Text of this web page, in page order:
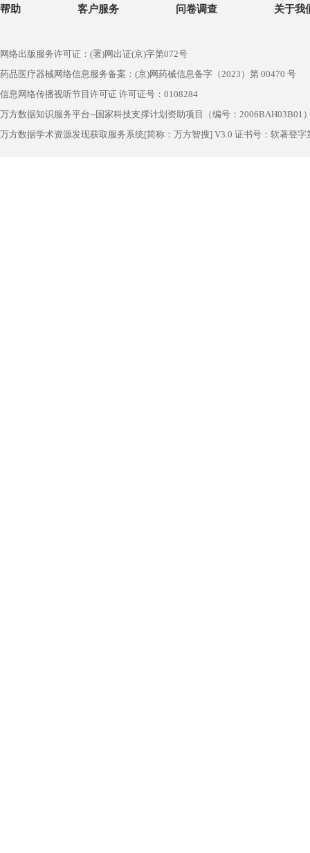
帮助 客户服务 问卷调查 关于我
网络出版服务许可证：(署)网出证(京)字第072号
药品医疗器械网络信息服务备案：(京)网药械信息备字（2023）第 00470 号
信息网络传播视听节目许可证 许可证号：0108284
万方数据知识服务平台--国家科技支撑计划资助项目（编号：2006BAH03B01
万方数据学术资源发现获取服务系统[简称：万方智搜] V3.0 证书号：软著登字